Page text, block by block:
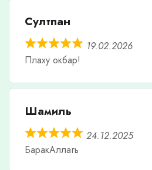
Султпан
19.02.2026
Плаху окбар!
Шамиль
24.12.2025
БаракАллагь